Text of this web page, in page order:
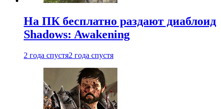
На ПК бесплатно раздают диаблоид
Shadows: Awakening
2 года спустя2 года спустя